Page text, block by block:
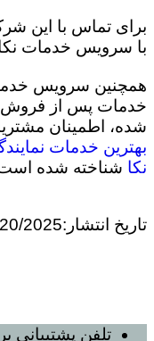
برای تماس با این
با سرویس خدمات
همچنین سرویس
خدمات پس از فروش و
شده، اطمینان
بهترین خدمات
نکا شناخته شده
تاریخ انتشار:12:00:00 AM
تلفن پشتیبانی